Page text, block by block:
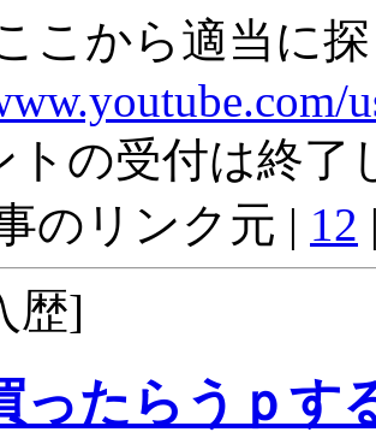
こから適当に
トの受付は終了
のリンク元 | 12
歴]
ったらうｐす